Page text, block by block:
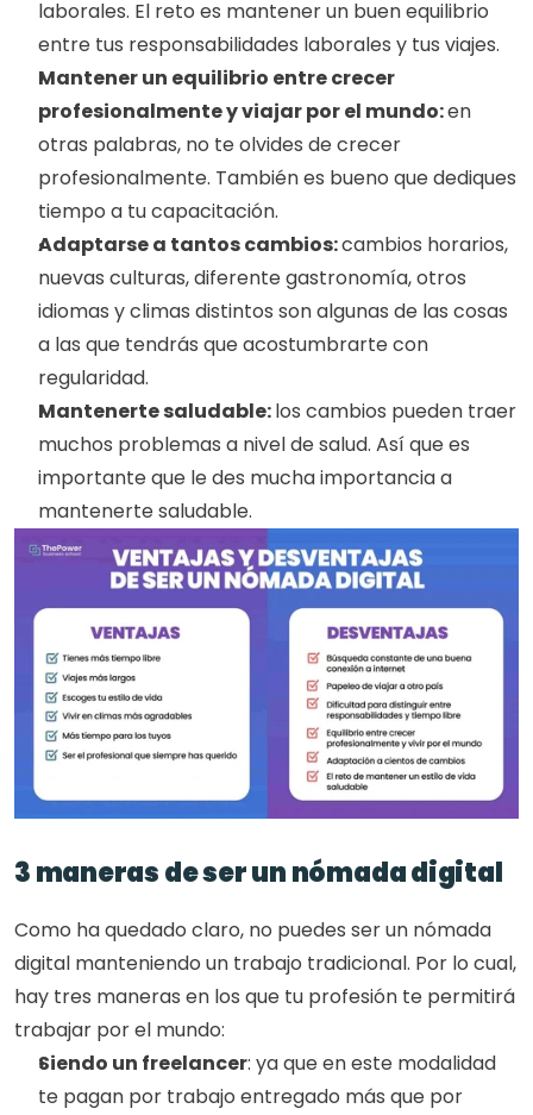
laborales. El reto es mantener un buen equilibrio
entre tus responsabilidades laborales y tus viajes.
Mantener un equilibrio entre crecer
profesionalmente y viajar por el mundo: en
otras palabras, no te olvides de crecer
profesionalmente. También es bueno que dediques
tiempo a tu capacitación.
Adaptarse a tantos cambios: cambios horarios,
nuevas culturas, diferente gastronomía, otros
idiomas y climas distintos son algunas de las cosas
a las que tendrás que acostumbrarte con
regularidad.
Mantenerte saludable: los cambios pueden traer
muchos problemas a nivel de salud. Así que es
importante que le des mucha importancia a
mantenerte saludable.
3 maneras de ser un nómada digital
Como ha quedado claro, no puedes ser un nómada
digital manteniendo un trabajo tradicional. Por lo cual,
hay tres maneras en los que tu profesión te permitirá
trabajar por el mundo:
Siendo un freelancer: ya que en este modalidad
te pagan por trabajo entregado más que por